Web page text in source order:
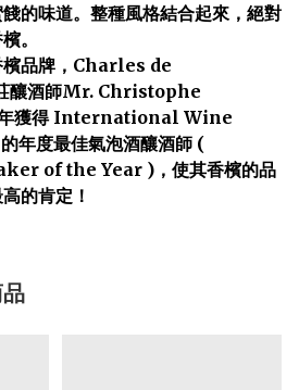
的味道。整種風格結合起來，絕對
。
檳品牌，Charles de
釀酒師Mr. Christophe
年獲得 International Wine
年度最佳氣泡酒釀酒師 (
of the Year )，使其香檳的品
的肯定！